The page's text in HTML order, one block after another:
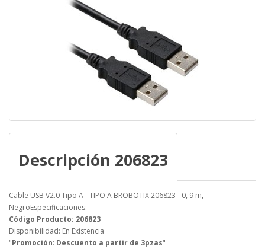
Descripción 206823
Cable USB V2.0 Tipo A - TIPO A BROBOTIX 206823 - 0, 9 m,
NegroEspecificaciones:
Código Producto: 206823
Disponibilidad: En Existencia
"Promoción: Descuento a partir de 3pzas"